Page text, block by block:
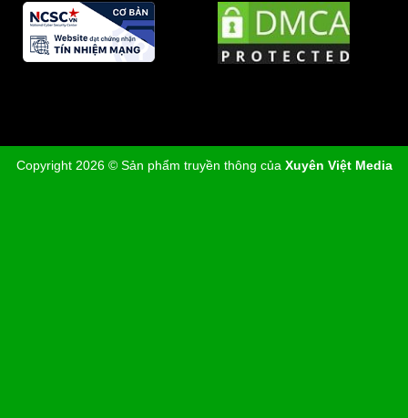
Copyright 2026 © Sản phẩm truyền thông của Xuyên Việt Media